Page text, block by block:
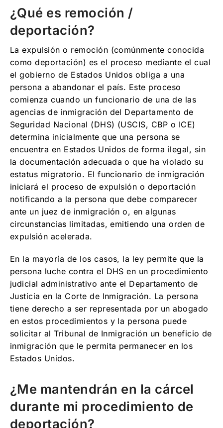
¿Qué es remoción /
deportación?
La expulsión o remoción (comúnmente conocida
como deportación) es el proceso mediante el cual
el gobierno de Estados Unidos obliga a una
persona a abandonar el país. Este proceso
comienza cuando un funcionario de una de las
agencias de inmigración del Departamento de
Seguridad Nacional (DHS) (USCIS, CBP o ICE)
determina inicialmente que una persona se
encuentra en Estados Unidos de forma ilegal, sin
la documentación adecuada o que ha violado su
estatus migratorio. El funcionario de inmigración
iniciará el proceso de expulsión o deportación
notificando a la persona que debe comparecer
ante un juez de inmigración o, en algunas
circunstancias limitadas, emitiendo una orden de
expulsión acelerada.
En la mayoría de los casos, la ley permite que la
persona luche contra el DHS en un procedimiento
judicial administrativo ante el Departamento de
Justicia en la Corte de Inmigración. La persona
tiene derecho a ser representada por un abogado
en estos procedimientos y la persona puede
solicitar al Tribunal de Inmigración un beneficio de
inmigración que le permita permanecer en los
Estados Unidos.
¿Me mantendrán en la cárcel
durante mi procedimiento de
deportación?